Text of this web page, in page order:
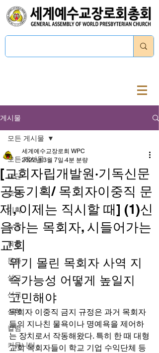
게시물
모든 게시물
교단
교육
기획
뉴스
목회
문화
설교
선교
신학
칼럼
커뮤니티
모든 게시물
[교회자립개발원·기독신문
공동기획/ 목회자이중직 문
제, 이제는 직시할 때] (1)신
음하는 목회자, 시들어가는
교회
세계예수교장로회 WPC
2022년 3월 7일 4분 분량
위기 몰린 목회자 사역 지
속가능성 어떻게 높일지
고민해야
목회자 이중직 금지 규정은 과거 목회자
들의 지나친 물욕이나 명예욕을 제어하
는 장치로서 작동해왔다. 특히 한 때 대형
교회 목회자들이 학교 기업 수익단체 등